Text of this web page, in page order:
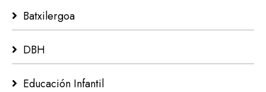
Batxilergoa
DBH
Educación Infantil